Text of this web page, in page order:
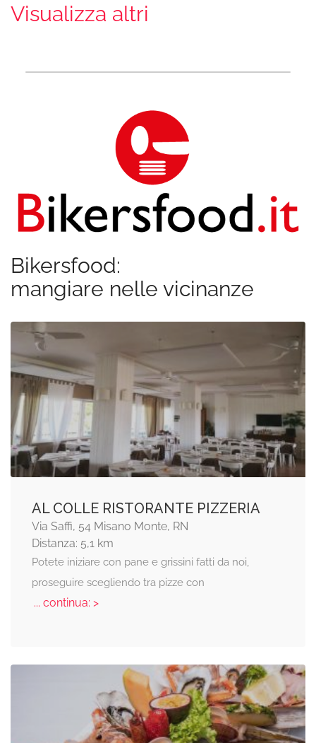
Visualizza altri
Bikersfood:
mangiare nelle vicinanze
AL COLLE RISTORANTE PIZZERIA
Via Saffi, 54 Misano Monte, RN
Distanza: 5,1 km
Potete iniziare con pane e grissini fatti da noi,
proseguire scegliendo tra pizze con
... continua: >